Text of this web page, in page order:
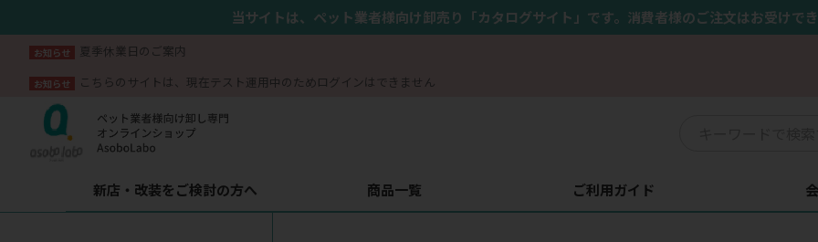
当サイトは、ペット業者様向け卸売り「カタログサイト」です。消費者様のご注文はお受けで
お知らせ 夏季休業日のご案内
お知らせ こちらのサイトは、現在テスト運用中のためログインはできません
新店・改装をご検討の方へ 商品一覧 ご利用ガイド